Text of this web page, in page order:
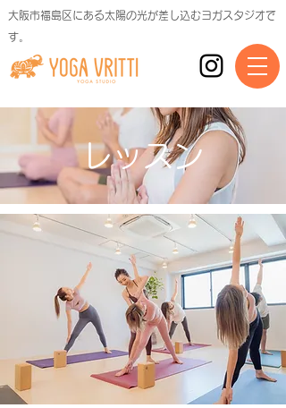
大阪市福島区にある太陽の光が差し込むヨガスタジオで
す。
レッスン